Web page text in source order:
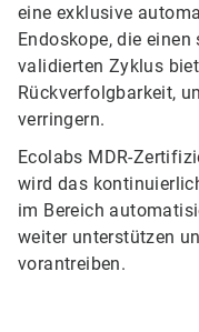
eine exklusive
Endoskope, die einen
validierten Zyklus
Rückverfolgbarkeit,
verringern.
Ecolabs MDR-
wird das
im Bereich
weiter unterstützen
vorantreiben.